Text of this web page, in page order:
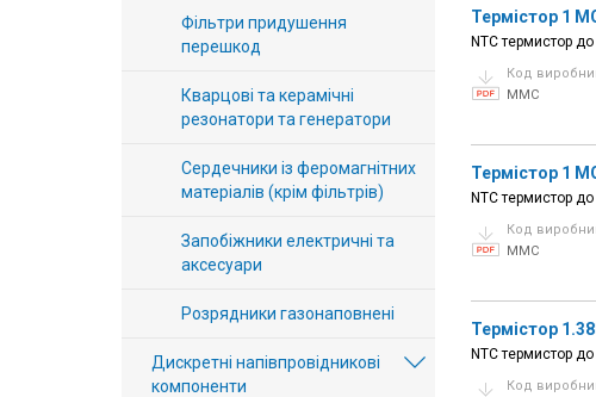
Доставка
Термістор 1
NTC термистор
Код
MMC
Термістор 1
NTC термистор
Код
MMC
Термістор
NTC термистор
Код
Фільтри придушення
перешкод
Кварцові та керамічні
резонатори та генератори
Сердечники із феромагнітних
матеріалів (крім фільтрів)
Запобіжники електричні та
аксесуари
Розрядники газонаповнені
Дискретні напівпровідникові
компоненти